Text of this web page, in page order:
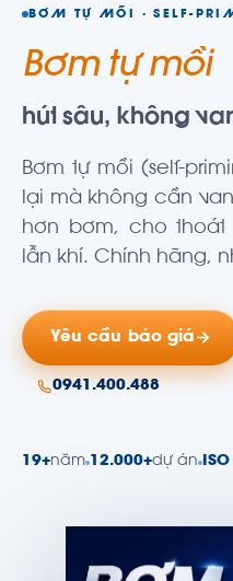
BƠM TỰ MỒI · SELF-
Bơm tự mồi
hút sâu, không
Bơm tự mồi (self-
lại mà không cần
hơn bơm, cho
lẫn khí. Chính hãng,
Yêu cầu báo giá
0941.400.488
19+năm 12.000+dự án